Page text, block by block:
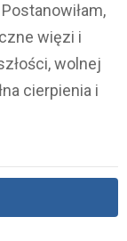
więzi i
wolnej
cierpienia i